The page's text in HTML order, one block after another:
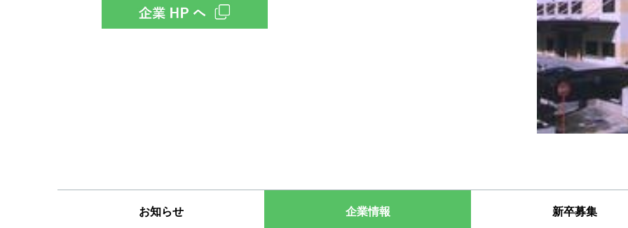
お知らせ 企業情報 新卒募集